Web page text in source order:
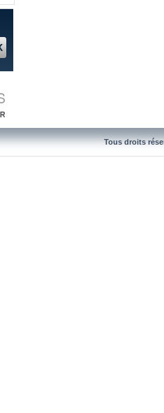
Tous droits